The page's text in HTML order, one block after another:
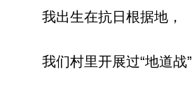
我出生在抗日根据地，
我们村里开展过“地道战”